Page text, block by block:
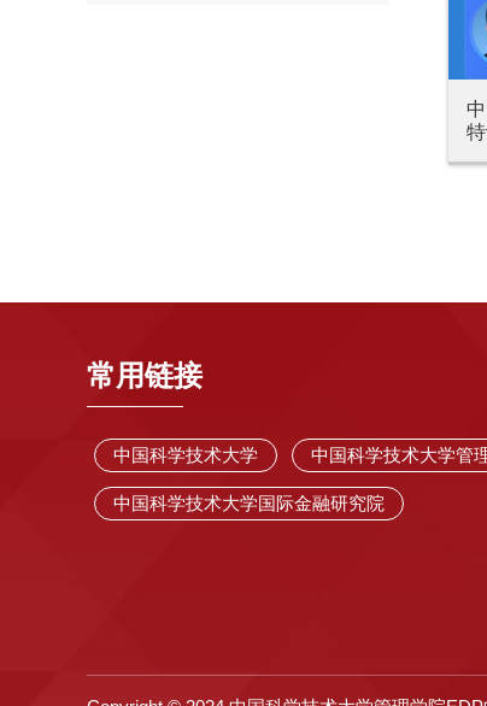
常用链接
中国科学技术大学 中国科学技术大学管
中国科学技术大学国际金融研究院